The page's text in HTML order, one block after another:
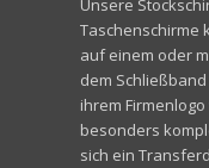
Unsere
Taschenschirme
auf einem oder
dem
ihrem
besonders
sich ein